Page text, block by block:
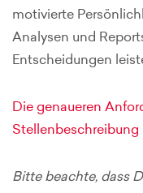
motivierte
Analysen und
Entscheidungen
Die genaueren
Stellenbeschreibung
Bitte beachte, dass